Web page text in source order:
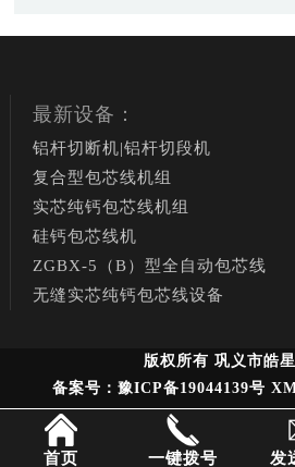
最新设备：
铝杆切断机|铝杆切段机
复合型包芯线机组
实芯纯钙包芯线机组
硅钙包芯线机
ZGBX-5（B）型全自动包芯线
无缝实芯纯钙包芯线设备
版权所有 巩义市皓
备案号：豫ICP备19044139号
首页 一键拨号 发